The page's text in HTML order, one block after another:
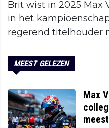
Brit wist in 2025 Max
in het
regerend titelhouder
MEEST GELEZEN
Max